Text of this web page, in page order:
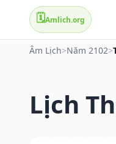
🗓️Amlich.org
Âm Lịch>Năm 2102>
Lịch